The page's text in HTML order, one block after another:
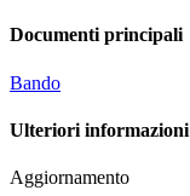
Documenti principali
Bando
Ulteriori informazioni
Aggiornamento